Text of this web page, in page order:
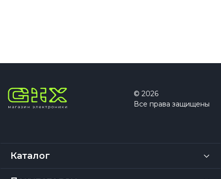
© 2026
Все права защищены
Каталог